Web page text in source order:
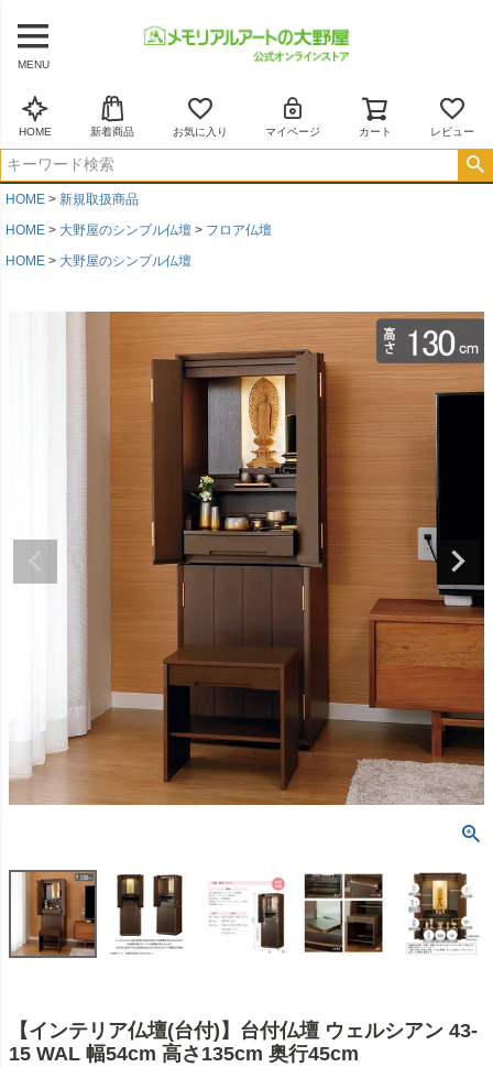
MENU
HOME 新着商品 お気に入り マイページ カート レビュー
HOME
新規取扱商品
HOME
大野屋のシンプル仏壇
フロア仏壇
HOME
大野屋のシンプル仏壇
【インテリア仏壇(台付)】台付仏壇 ウェルシアン 43-
15 WAL 幅54cm 高さ135cm 奥行45cm